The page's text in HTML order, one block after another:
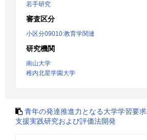
若手研究
審査区分
小区分09010:教育学関連
研究機関
南山大学
稚内北星学園大学
青年の発達推進力となる大学学習要
支援実践研究および評価法開発